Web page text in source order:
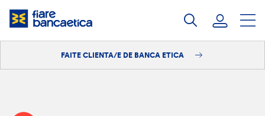
Saltar
FAITE CLIENTA/E DE BANCA ETICA